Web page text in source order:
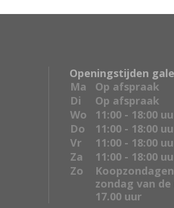
Openingstijden
Ma
Op afspraak
Di
Op afspraak
Wo
11:00 - 18:00
Do
11:00 - 18:00
Vr
11:00 - 18:00
Za
11:00 - 18:00
Zo
zondag van de
17.00 uur